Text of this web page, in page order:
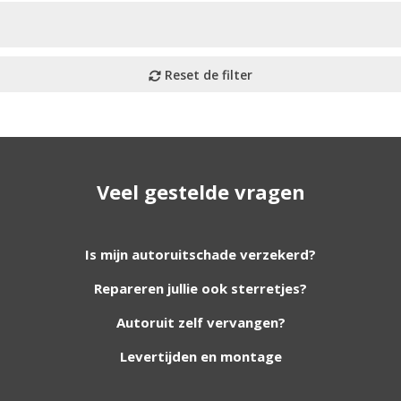
Veel gestelde vragen
Is mijn autoruitschade verzekerd?
Repareren jullie ook sterretjes?
Autoruit zelf vervangen?
Levertijden en montage